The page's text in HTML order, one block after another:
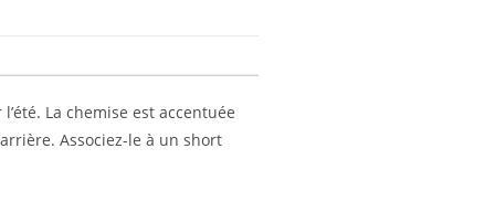
La chemise est accentuée
Associez-le à un short